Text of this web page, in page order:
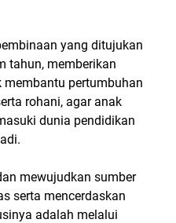
yang ditujukan
tahun, memberikan
pertumbuhan
rohani, agar anak
dunia pendidikan
mewujudkan sumber
serta mencerdaskan
adalah melalui